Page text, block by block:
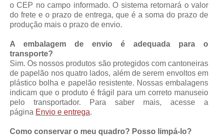
o CEP no campo informado. O sistema retornará o valor
do frete e o prazo de entrega, que é a soma do prazo de
produção mais o prazo de envio.
A embalagem de envio é adequada para o
transporte?
Sim. Os nossos produtos são protegidos com cantoneiras
de papelão nos quatro lados, além de serem envoltos em
plástico bolha e papelão resistente. Nossas embalagens
indicam que o produto é frágil para um correto manuseio
pelo transportador. Para saber mais, acesse a
página Envio e entrega.
Como conservar o meu quadro? Posso limpá-lo?